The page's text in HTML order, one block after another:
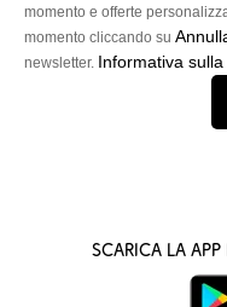
momento e offerte
momento cliccando su
newsletter. Informativa
Scarica la